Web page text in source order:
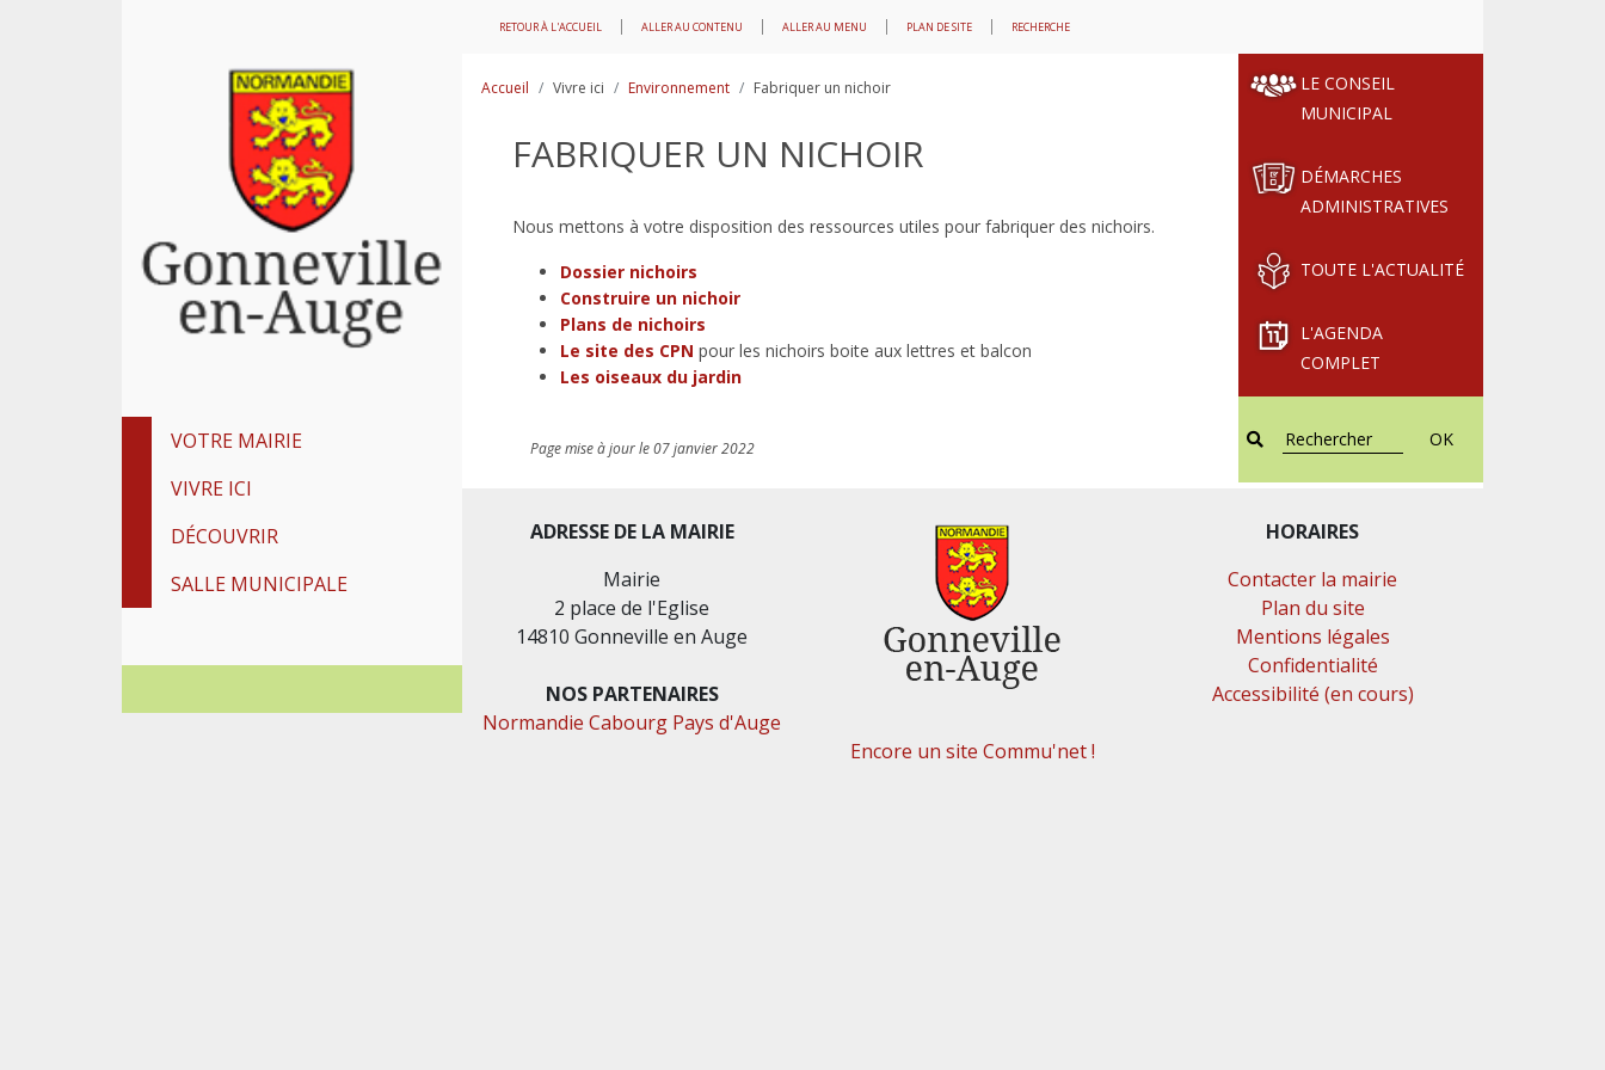
RETOUR À L'ACCUEIL ALLER AU CONTENU ALLER AU MENU PLAN DE SITE RECHERCHE
VOTRE MAIRIE
VIVRE ICI
DÉCOUVRIR
SALLE MUNICIPALE
Accueil Vivre ici Environnement Fabriquer un nichoir
FABRIQUER UN NICHOIR
Nous mettons à votre disposition des ressources utiles pour fabriquer des nichoirs.
Dossier nichoirs
Construire un nichoir
Plans de nichoirs
Le site des CPN pour les nichoirs boite aux lettres et balcon
Les oiseaux du jardin
Page mise à jour le 07 janvier 2022
LE CONSEIL
MUNICIPAL
DÉMARCHES
ADMINISTRATIVES
TOUTE L'ACTUALITÉ
L'AGENDA
COMPLET
OK
ADRESSE DE LA MAIRIE
Mairie
2 place de l'Eglise
14810 Gonneville en Auge
NOS PARTENAIRES
Normandie Cabourg Pays d'Auge
HORAIRES
Contacter la mairie
Plan du site
Mentions légales
Confidentialité
Accessibilité (en cours)
Encore un site Commu'net !